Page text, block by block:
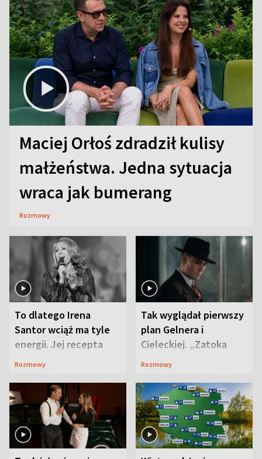
Maciej Orłoś zdradził kulisy
małżeństwa. Jedna sytuacja
wraca jak bumerang
Rozmowy
To dlatego Irena
Santor wciąż ma tyle
energii. Jej recepta
jest zaskakująco
Rozmowy
Tak wyglądał pierwszy
plan Gelnera i
Cieleckiej. „Zatoka
szpiegów” od razu ich
Rozmowy